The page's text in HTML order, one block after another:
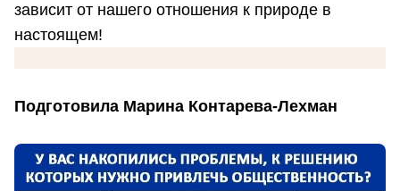
зависит от нашего отношения к природе в
настоящем!
Подготовила Марина Контарева-Лехман